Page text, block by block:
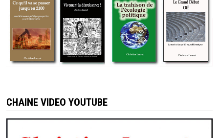
CHAINE VIDEO YOUTUBE